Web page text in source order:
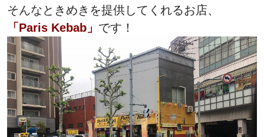
そんなときめきを提供してくれるお店、
「Paris Kebab」 です！